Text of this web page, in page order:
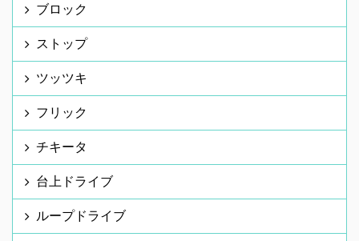
ブロック
ストップ
ツッツキ
フリック
チキータ
台上ドライブ
ループドライブ